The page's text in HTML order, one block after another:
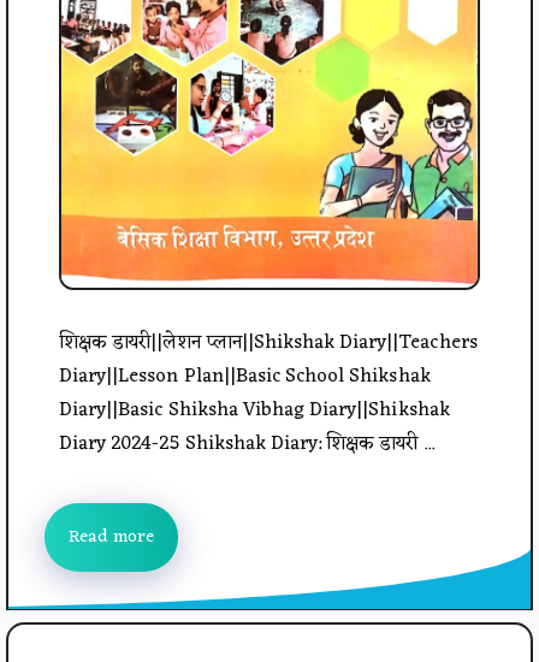
शिक्षक डायरी||लेशन प्लान||Shikshak Diary||Teachers
Diary||Lesson Plan||Basic School Shikshak
Diary||Basic Shiksha Vibhag Diary||Shikshak
Diary 2024-25 Shikshak Diary: शिक्षक डायरी ...
Read more